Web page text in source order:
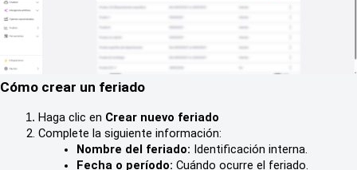
Cómo crear un feriado
Haga clic en Crear nuevo feriado
Complete la siguiente información:
Nombre del feriado: Identificación interna.
Fecha o período: Cuándo ocurre el feriado.